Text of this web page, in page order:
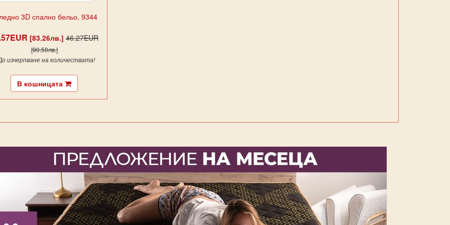
3D спално бельо, 9344
[83.26лв.] 46.27EUR
[90.50лв.]
изчерпване на количествата!
В кошницата